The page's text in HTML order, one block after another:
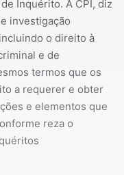
Inquérito. A CPI, diz
investigação
o direito à
e de
termos que os
a requerer e obter
e elementos que
reza o